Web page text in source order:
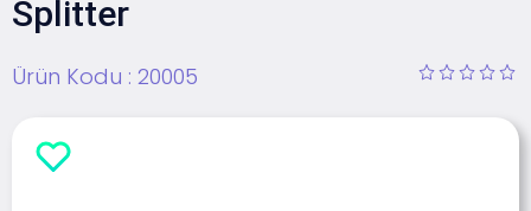
Splitter
Ürün Kodu : 20005